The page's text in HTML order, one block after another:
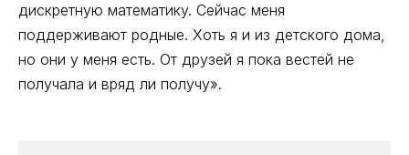
дискретную математику. Сейчас меня
поддерживают родные. Хоть я и из детского дома,
но они у меня есть. От друзей я пока вестей не
получала и вряд ли получу».